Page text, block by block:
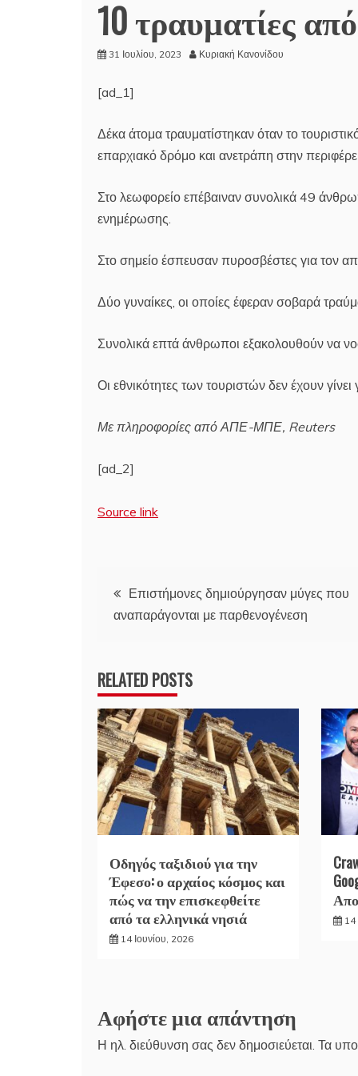
10 τραυματίες
31 Ιουλίου, 2023 Κυριακή Κανονίδου
[ad_1]
Δέκα άτομα τραυματίστηκαν όταν το
επαρχιακό δρόμο και ανετράπη στην
Στο λεωφορείο επέβαιναν συνολικά 49
ενημέρωσης.
Στο σημείο έσπευσαν πυροσβέστες για τον
Δύο γυναίκες, οι οποίες έφεραν σοβαρά
Συνολικά επτά άνθρωποι εξακολουθούν να
Οι εθνικότητες των τουριστών δεν έχουν
Με πληροφορίες από ΑΠΕ-ΜΠΕ, Reuters
[ad_2]
Source link
Πλοήγηση
άρθρων
Επιστήμονες δημιούργησαν μύγες που
αναπαράγονται με παρθενογένεση
RELATED POSTS
Οδηγός ταξιδιού για την
Έφεσο: ο αρχαίος κόσμος και
πώς να την επισκεφθείτε
από τα ελληνικά νησιά
14 Ιουνίου, 2026
14
Αφήστε μια απάντηση
Η ηλ. διεύθυνση σας δεν δημοσιεύεται. Τα